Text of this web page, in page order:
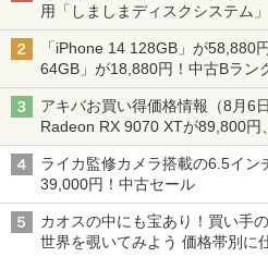
用「しましまディスクシステム」
「iPhone 14 128GB」が58,880
64GB」が18,880円！中古Bラン
アキバお買い得価格情報（8月6
Radeon RX 9070 XTが89,800円
型モニターが9,801円、暑さ指数
ライカ監修カメラ搭載の6.5イン
39,000円！中古セール
カオスの中にも宝あり！買い手
世界を覗いてみよう 価格帯別に